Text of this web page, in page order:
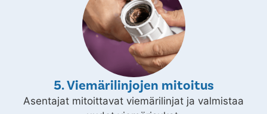
5. Viemärilinjojen mitoitus
Asentajat mitoittavat viemärilinjat ja valmistaa